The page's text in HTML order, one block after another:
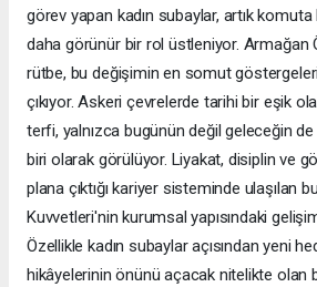
görev yapan kadın subaylar, artık
daha görünür bir rol üstleniyor. Armağan
rütbe, bu değişimin en somut
çıkıyor. Askeri çevrelerde tarihi bir eşik
terfi, yalnızca bugünün değil geleceğin
biri olarak görülüyor. Liyakat, disiplin ve
plana çıktığı kariyer sisteminde ulaşılan
Kuvvetleri'nin kurumsal yapısındaki
Özellikle kadın subaylar açısından yeni
hikâyelerinin önünü açacak nitelikte olan